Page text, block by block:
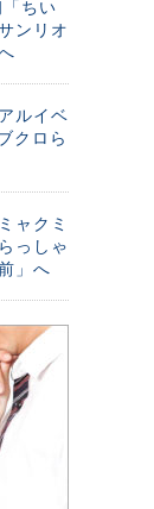
ちい
ンリオ
ルイベ
クロら
ャクミ
っしゃ
」へ